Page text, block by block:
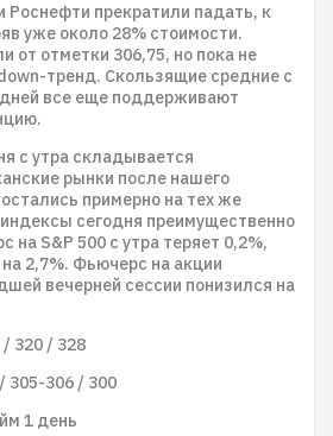
Роснефти прекратили падать, к
уже около 28% стоимости.
от отметки 306,75, но пока не
тренд. Скользящие средние с
все еще поддерживают
с утра складывается
рынки после нашего
примерно на тех же
сегодня преимущественно
S&P 500 с утра теряет 0,2%,
2,7%. Фьючерс на акции
вечерней сессии понизился на
320 / 328
305-306 / 300
1 день